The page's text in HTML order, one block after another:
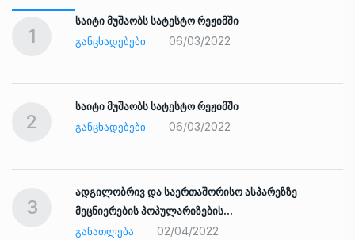
1
საიტი მუშაობს სატესტო რეჟიმში
ᲒᲐᲜᲪᲮᲐᲓᲔᲑᲔᲑᲘ
06/03/2022
2
საიტი მუშაობს სატესტო რეჟიმში
ᲒᲐᲜᲪᲮᲐᲓᲔᲑᲔᲑᲘ
06/03/2022
3
ადგილობრივ და საერთაშორისო ასპარეზზე
მეცნიერების პოპულარიზების…
ᲒᲐᲜᲐᲗᲚᲔᲑᲐ
02/04/2022